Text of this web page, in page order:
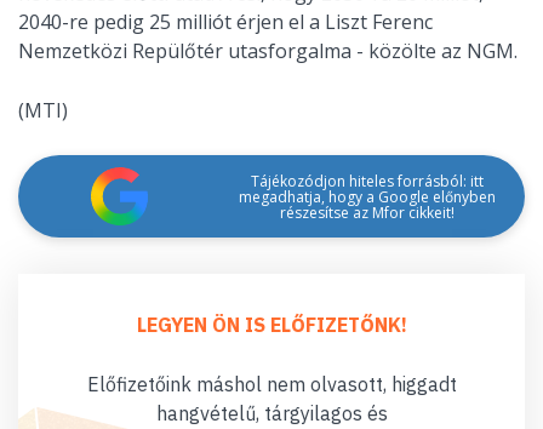
2040-re pedig 25 milliót érjen el a Liszt Ferenc
Nemzetközi Repülőtér utasforgalma - közölte az NGM.
(MTI)
Tájékozódjon hiteles forrásból: itt
megadhatja, hogy a Google előnyben
részesítse az Mfor cikkeit!
LEGYEN ÖN IS ELŐFIZETŐNK!
Előfizetőink máshol nem olvasott, higgadt
hangvételű, tárgyilagos és